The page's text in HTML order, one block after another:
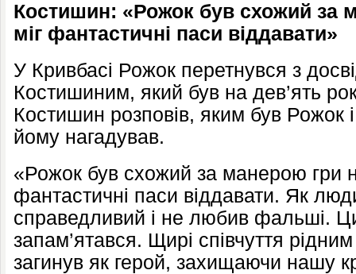
Костишин: «Рожок був схожий за
міг фантастичні паси віддавати»
У Кривбасі Рожок перетнувся з
Костишиним, який був на дев’ять
Костишин розповів, яким був Рожок і
йому нагадував.
«Рожок був схожий за манерою гри
фантастичні паси віддавати. Як
справедливий і не любив фальші.
запам’ятався. Щирі співчуття
загинув як герой, захищаючи нашу